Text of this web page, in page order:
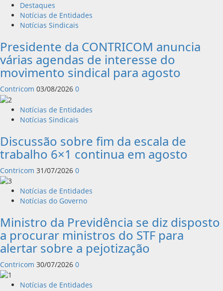
Destaques
Notícias de Entidades
Notícias Sindicais
Presidente da CONTRICOM anuncia
várias agendas de interesse do
movimento sindical para agosto
Contricom 03/08/2026 0
Notícias de Entidades
Notícias Sindicais
Discussão sobre fim da escala de
trabalho 6×1 continua em agosto
Contricom 31/07/2026 0
Notícias de Entidades
Notícias do Governo
Ministro da Previdência se diz disposto
a procurar ministros do STF para
alertar sobre a pejotização
Contricom 30/07/2026 0
Notícias de Entidades